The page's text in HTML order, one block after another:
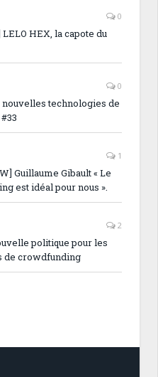
0
HEX, la capote du
0
nouvelles technologies de
1
Guillaume Gibault « Le
est idéal pour nous ».
2
politique pour les
de crowdfunding